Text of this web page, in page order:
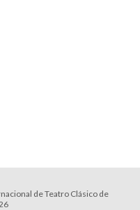
de Teatro Clásico de